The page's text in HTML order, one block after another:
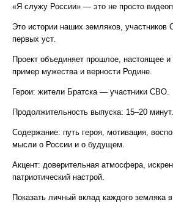
«Я служу России» — это не просто
Это истории наших земляков, участников
первых уст.
Проект объединяет прошлое, настоящее
пример мужества и верности Родине.
Герои: жители Братска — участники СВО.
Продолжительность выпуска: 15–20 минут.
Содержание: путь героя, мотивация,
мысли о России и о будущем.
Акцент: доверительная атмосфера,
патриотический настрой.
Показать личный вклад каждого земляка